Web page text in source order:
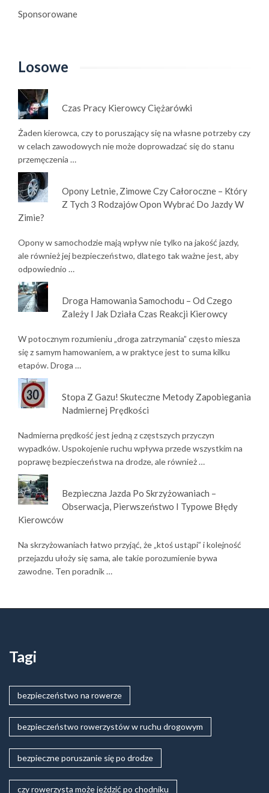
Sponsorowane
Losowe
Czas Pracy Kierowcy Ciężarówki
Żaden kierowca, czy to poruszający się na własne potrzeby czy
w celach zawodowych nie może doprowadzać się do stanu
przemęczenia …
Opony Letnie, Zimowe Czy Całoroczne – Który
Z Tych 3 Rodzajów Opon Wybrać Do Jazdy W
Zimie?
Opony w samochodzie mają wpływ nie tylko na jakość jazdy,
ale również jej bezpieczeństwo, dlatego tak ważne jest, aby
odpowiednio …
Droga Hamowania Samochodu – Od Czego
Zależy I Jak Działa Czas Reakcji Kierowcy
W potocznym rozumieniu „droga zatrzymania” często miesza
się z samym hamowaniem, a w praktyce jest to suma kilku
etapów. Droga …
Stopa Z Gazu! Skuteczne Metody Zapobiegania
Nadmiernej Prędkości
Nadmierna prędkość jest jedną z częstszych przyczyn
wypadków. Uspokojenie ruchu wpływa przede wszystkim na
poprawę bezpieczeństwa na drodze, ale również …
Bezpieczna Jazda Po Skrzyżowaniach –
Obserwacja, Pierwszeństwo I Typowe Błędy
Kierowców
Na skrzyżowaniach łatwo przyjąć, że „ktoś ustąpi” i kolejność
przejazdu ułoży się sama, ale takie porozumienie bywa
zawodne. Ten poradnik …
Tagi
bezpieczeństwo na rowerze
bezpieczeństwo rowerzystów w ruchu drogowym
bezpieczne poruszanie się po drodze
czy rowerzysta może jeździć po chodniku